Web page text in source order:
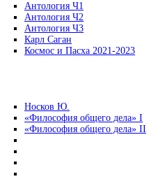
Антология Ч1
Антология Ч2
Антология Ч3
Карл Саган
Космос и Пасха 2021-2023
Носков Ю.
«Философия общего дела» I
«Философия общего дела» II